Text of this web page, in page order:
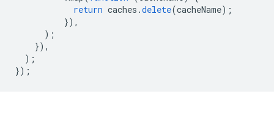
return caches .delete(cacheName);
}),
);
}),
);
});